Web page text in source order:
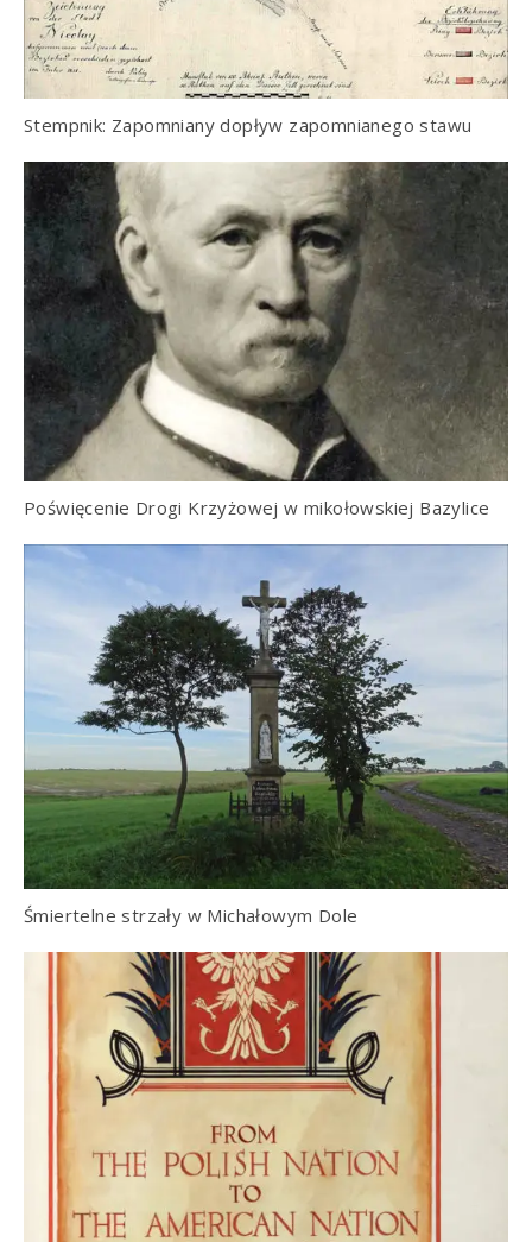
Stempnik: Zapomniany dopływ zapomnianego stawu
Poświęcenie Drogi Krzyżowej w mikołowskiej Bazylice
Śmiertelne strzały w Michałowym Dole